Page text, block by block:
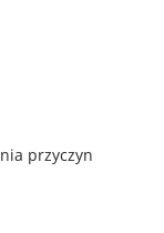
przyczyn